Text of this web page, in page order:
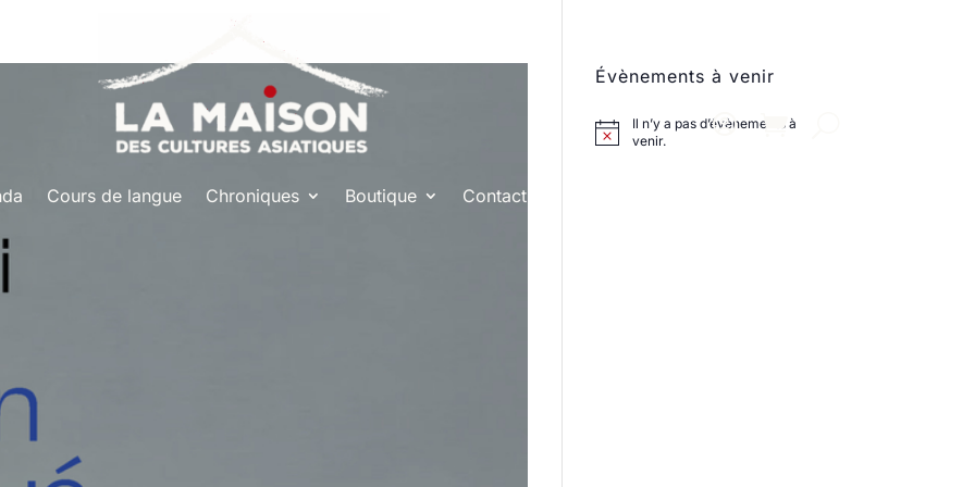
Cours de langue Chroniques Boutique Contact
Évènements à venir
Il n’y a pas d’évènements à
venir.